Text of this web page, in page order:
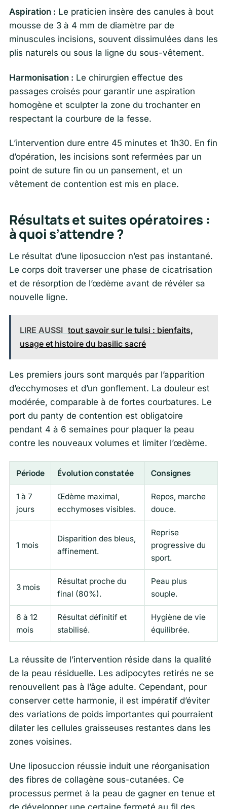
Aspiration : Le praticien insère des canules à bout
mousse de 3 à 4 mm de diamètre par de
minuscules incisions, souvent dissimulées dans les
plis naturels ou sous la ligne du sous-vêtement.
Harmonisation : Le chirurgien effectue des
passages croisés pour garantir une aspiration
homogène et sculpter la zone du trochanter en
respectant la courbure de la fesse.
L’intervention dure entre 45 minutes et 1h30. En fin
d’opération, les incisions sont refermées par un
point de suture fin ou un pansement, et un
vêtement de contention est mis en place.
Résultats et suites opératoires :
à quoi s’attendre ?
Le résultat d’une liposuccion n’est pas instantané.
Le corps doit traverser une phase de cicatrisation
et de résorption de l’œdème avant de révéler sa
nouvelle ligne.
LIRE AUSSI tout savoir sur le tulsi : bienfaits,
usage et histoire du basilic sacré
Les premiers jours sont marqués par l’apparition
d’ecchymoses et d’un gonflement. La douleur est
modérée, comparable à de fortes courbatures. Le
port du panty de contention est obligatoire
pendant 4 à 6 semaines pour plaquer la peau
contre les nouveaux volumes et limiter l’œdème.
Période Évolution constatée Consignes
1 à 7
jours
Œdème maximal,
ecchymoses visibles.
Repos, marche
douce.
1 mois
Disparition des bleus,
affinement.
Reprise
progressive du
sport.
3 mois
Résultat proche du
final (80%).
Peau plus
souple.
6 à 12
mois
Résultat définitif et
stabilisé.
Hygiène de vie
équilibrée.
La réussite de l’intervention réside dans la qualité
de la peau résiduelle. Les adipocytes retirés ne se
renouvellent pas à l’âge adulte. Cependant, pour
conserver cette harmonie, il est impératif d’éviter
des variations de poids importantes qui pourraient
dilater les cellules graisseuses restantes dans les
zones voisines.
Une liposuccion réussie induit une réorganisation
des fibres de collagène sous-cutanées. Ce
processus permet à la peau de gagner en tenue et
de développer une certaine fermeté au fil des